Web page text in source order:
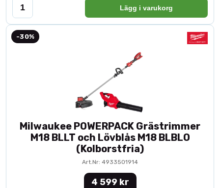
Lägg i varukorg
-30%
Milwaukee POWERPACK Grästrimmer
M18 BLLT och Lövblås M18 BLBLO
(Kolborstfria)
Art.Nr: 4933501914
4 599 kr